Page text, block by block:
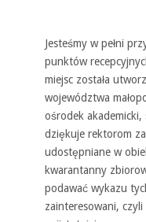
Jesteśmy w pełni
punktów
miejsc została
województwa
ośrodek akademicki,
dziękuje rektorom
udostępniane w
kwarantanny
podawać wykazu
zainteresowani,